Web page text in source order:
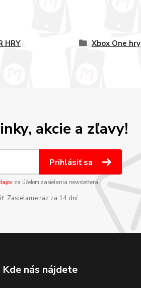
HRY Xbox One hry
akcie a zľavy!
Prihlásiť sa
za účelom zasielania newslettera.
Zasielame raz za 14 dní.
Kde nás nájdete